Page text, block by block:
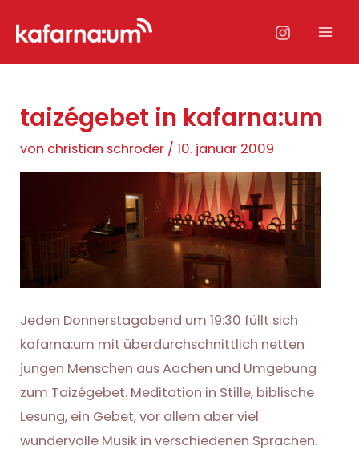
Inhalt
taizégebet in kafarna:um
von christian schröder /10. januar 2009
Jeden Donnerstagabend um 19:30 füllt sich
kafarna:um mit überdurchschnittlich netten
jungen Menschen aus Aachen und Umgebung
zum Taizégebet. Meditation in Stille, biblische
Lesung, ein Gebet, vor allem aber viel
wundervolle Musik in verschiedenen Sprachen.